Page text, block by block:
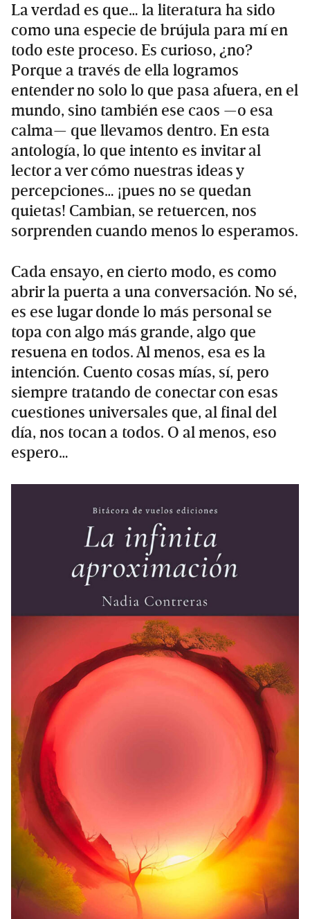
La verdad es que… la literatura ha sido
como una especie de brújula para mí en
todo este proceso. Es curioso, ¿no?
Porque a través de ella logramos
entender no solo lo que pasa afuera, en el
mundo, sino también ese caos —o esa
calma— que llevamos dentro. En esta
antología, lo que intento es invitar al
lector a ver cómo nuestras ideas y
percepciones… ¡pues no se quedan
quietas! Cambian, se retuercen, nos
sorprenden cuando menos lo esperamos.
Cada ensayo, en cierto modo, es como
abrir la puerta a una conversación. No sé,
es ese lugar donde lo más personal se
topa con algo más grande, algo que
resuena en todos. Al menos, esa es la
intención. Cuento cosas mías, sí, pero
siempre tratando de conectar con esas
cuestiones universales que, al final del
día, nos tocan a todos. O al menos, eso
espero…